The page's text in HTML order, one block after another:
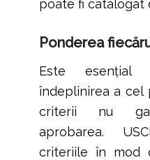
poate fi catalogat
Ponderea
Este esențial
îndeplinirea a cel
criterii nu
aprobarea.
criteriile în mod